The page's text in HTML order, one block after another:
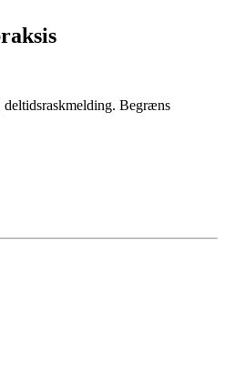
deltidsraskmelding. Begræns